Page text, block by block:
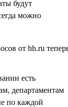
будут
можно
есть
департаментам
по каждой